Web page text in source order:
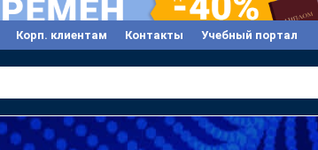
Корп. клиентам Контакты Учебный портал